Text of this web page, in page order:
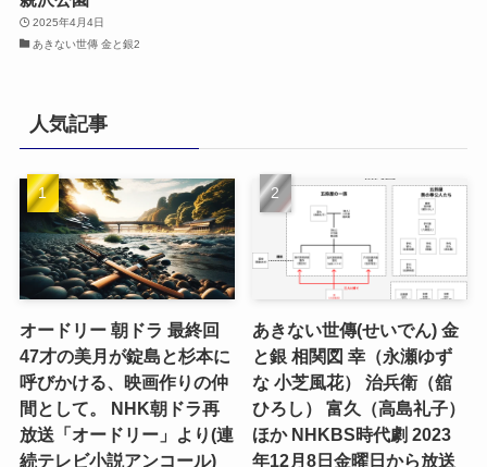
2025年4月4日
あきない世傳 金と銀2
人気記事
オードリー 朝ドラ 最終回
47才の美月が錠島と杉本に
呼びかける、映画作りの仲
間として。 NHK朝ドラ再
放送「オードリー」より(連
続テレビ小説アンコール)
あきない世傳(せいでん) 金
と銀 相関図 幸（永瀬ゆず
な 小芝風花） 治兵衛（舘
ひろし） 富久（高島礼子）
ほか NHKBS時代劇 2023
年12月8日金曜日から放送